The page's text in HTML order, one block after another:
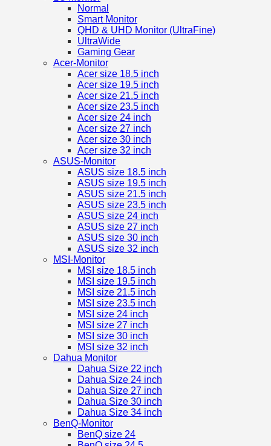
Normal
Smart Monitor
QHD & UHD Monitor (UltraFine)
UltraWide
Gaming Gear
Acer-Monitor
Acer size 18.5 inch
Acer size 19.5 inch
Acer size 21.5 inch
Acer size 23.5 inch
Acer size 24 inch
Acer size 27 inch
Acer size 30 inch
Acer size 32 inch
ASUS-Monitor
ASUS size 18.5 inch
ASUS size 19.5 inch
ASUS size 21.5 inch
ASUS size 23.5 inch
ASUS size 24 inch
ASUS size 27 inch
ASUS size 30 inch
ASUS size 32 inch
MSI-Monitor
MSI size 18.5 inch
MSI size 19.5 inch
MSI size 21.5 inch
MSI size 23.5 inch
MSI size 24 inch
MSI size 27 inch
MSI size 30 inch
MSI size 32 inch
Dahua Monitor
Dahua Size 22 inch
Dahua Size 24 inch
Dahua Size 27 inch
Dahua Size 30 inch
Dahua Size 34 inch
BenQ-Monitor
BenQ size 24